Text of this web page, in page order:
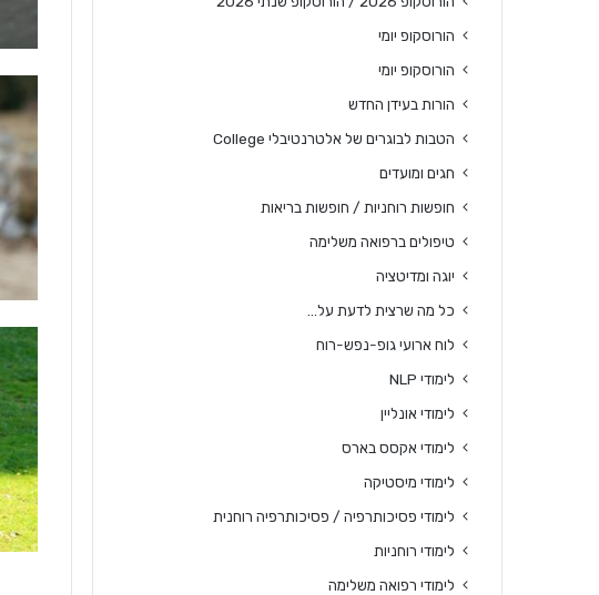
הורוסקופ יומי
הורוסקופ יומי
הורות בעידן החדש
הטבות לבוגרים של אלטרנטיבלי College
חגים ומועדים
חופשות רוחניות / חופשות בריאות
טיפולים ברפואה משלימה
יוגה ומדיטציה
כל מה שרצית לדעת על…
לוח ארועי גופ-נפש-רוח
לימודי NLP
לימודי אונליין
לימודי אקסס בארס
לימודי מיסטיקה
לימודי פסיכותרפיה / פסיכותרפיה רוחנית
לימודי רוחניות
לימודי רפואה משלימה